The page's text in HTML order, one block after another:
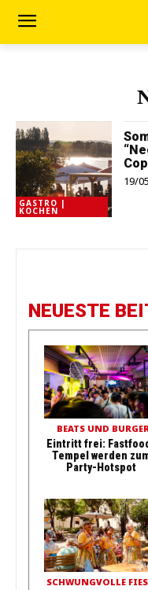
GASTRO |
KOCHEN
19/
NEUESTE
BEATS UND
Eintritt frei:
Tempel werden
Party-Hotspot
SCHWUNGVOLLE